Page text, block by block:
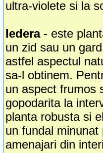
ultra-violete si la
Iedera - este
un zid sau un
astfel aspectul
sa-l obtinem.
un aspect frumos
gopodarita la
planta robusta si
un fundal
amenajari din